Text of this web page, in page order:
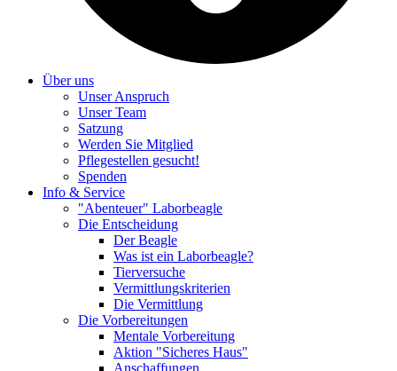
Über uns
Unser Anspruch
Unser Team
Satzung
Werden Sie Mitglied
Pflegestellen gesucht!
Spenden
Info & Service
"Abenteuer" Laborbeagle
Die Entscheidung
Der Beagle
Was ist ein Laborbeagle?
Tierversuche
Vermittlungskriterien
Die Vermittlung
Die Vorbereitungen
Mentale Vorbereitung
Aktion "Sicheres Haus"
Anschaffungen